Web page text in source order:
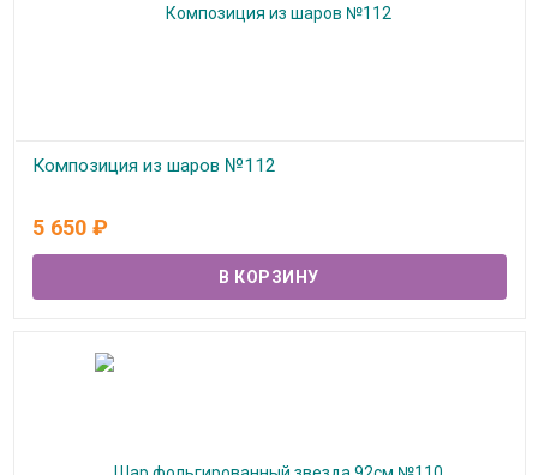
Композиция из шаров №112
5 650 ₽